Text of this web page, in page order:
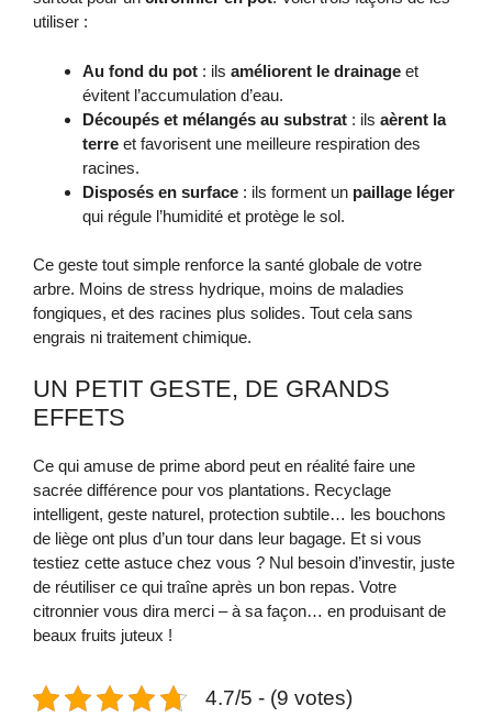
utiliser :
Au fond du pot : ils améliorent le drainage et
évitent l’accumulation d’eau.
Découpés et mélangés au substrat : ils aèrent la
terre et favorisent une meilleure respiration des
racines.
Disposés en surface : ils forment un paillage léger
qui régule l’humidité et protège le sol.
Ce geste tout simple renforce la santé globale de votre
arbre. Moins de stress hydrique, moins de maladies
fongiques, et des racines plus solides. Tout cela sans
engrais ni traitement chimique.
UN PETIT GESTE, DE GRANDS
EFFETS
Ce qui amuse de prime abord peut en réalité faire une
sacrée différence pour vos plantations. Recyclage
intelligent, geste naturel, protection subtile… les bouchons
de liège ont plus d’un tour dans leur bagage. Et si vous
testiez cette astuce chez vous ? Nul besoin d’investir, juste
de réutiliser ce qui traîne après un bon repas. Votre
citronnier vous dira merci – à sa façon… en produisant de
beaux fruits juteux !
4.7/5 - (9 votes)